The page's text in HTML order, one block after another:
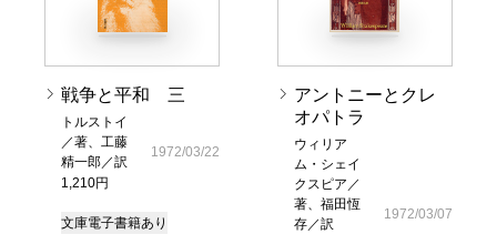
戦争と平和 三
トルストイ
／著、工藤
精一郎／訳
1,210円
1972/03/22
文庫電子書籍あり
アントニーとクレ
オパトラ
ウィリア
ム・シェイ
クスピア／
著、福田恆
存／訳
1972/03/07